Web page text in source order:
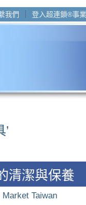
我們 登入超連鎖®事業
清潔與保養
Market Taiwan